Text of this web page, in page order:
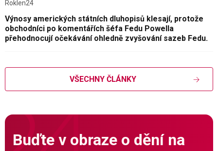
Roklen24
Výnosy amerických státních dluhopisů klesají, protože
obchodníci po komentářích šéfa Fedu Powella
přehodnocují očekávání ohledně zvyšování sazeb Fedu.
VŠECHNY ČLÁNKY
Buďte v obraze o dění na